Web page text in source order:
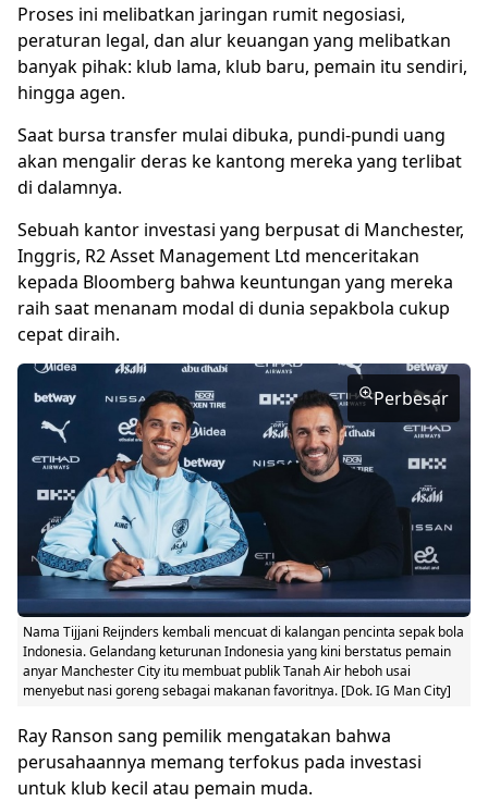
Proses ini melibatkan jaringan rumit negosiasi,
peraturan legal, dan alur keuangan yang melibatkan
banyak pihak: klub lama, klub baru, pemain itu sendiri,
hingga agen.
Saat bursa transfer mulai dibuka, pundi-pundi uang
akan mengalir deras ke kantong mereka yang terlibat
di dalamnya.
Sebuah kantor investasi yang berpusat di Manchester,
Inggris, R2 Asset Management Ltd menceritakan
kepada Bloomberg bahwa keuntungan yang mereka
raih saat menanam modal di dunia sepakbola cukup
cepat diraih.
Perbesar
Nama Tijjani Reijnders kembali mencuat di kalangan pencinta sepak bola
Indonesia. Gelandang keturunan Indonesia yang kini berstatus pemain
anyar Manchester City itu membuat publik Tanah Air heboh usai
menyebut nasi goreng sebagai makanan favoritnya. [Dok. IG Man City]
Ray Ranson sang pemilik mengatakan bahwa
perusahaannya memang terfokus pada investasi
untuk klub kecil atau pemain muda.